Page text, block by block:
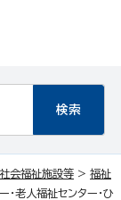
社会福祉施設等 > 福祉
老人福祉センター・ひ